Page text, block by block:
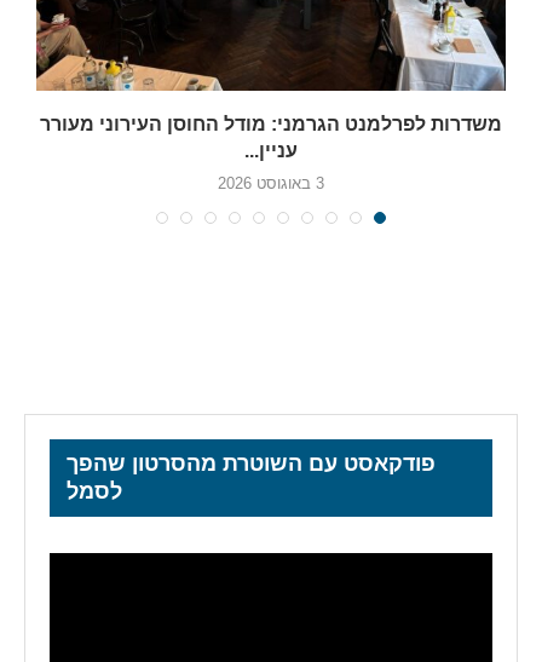
משדרות לפרלמנט הגרמני: מודל החוסן העירוני מעורר
עניין...
3 באוגוסט 2026
פודקאסט עם השוטרת מהסרטון שהפך
לסמל